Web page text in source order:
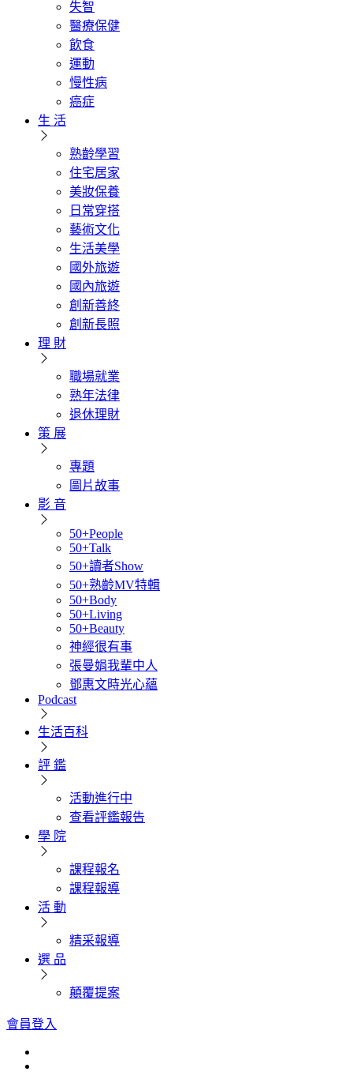
失智
醫療保健
飲食
運動
慢性病
癌症
生 活
熟齡學習
住宅居家
美妝保養
日常穿搭
藝術文化
生活美學
國外旅遊
國內旅遊
創新善終
創新長照
理 財
職場就業
熟年法律
退休理財
策 展
專題
圖片故事
影 音
50+People
50+Talk
50+讀者Show
50+熟齡MV特輯
50+Body
50+Living
50+Beauty
神經很有事
張曼娟我輩中人
鄧惠文時光心蘊
Podcast
生活百科
評 鑑
活動進行中
查看評鑑報告
學 院
課程報名
課程報導
活 動
精采報導
選 品
顛覆提案
會員登入